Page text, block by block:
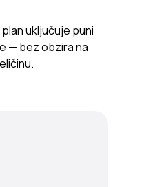
uključuje puni
— bez obzira na